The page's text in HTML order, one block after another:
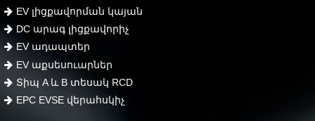
EV լիցքավորման կայան
DC արագ լիցքավորիչ
EV ադապտեր
EV աքսեսուարներ
Տիպ A և B տեսակ RCD
EPC EVSE վերահսկիչ